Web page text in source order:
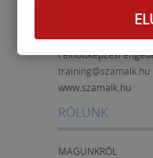
1118 Budapest,
Felnőttképzési
Felnőttképzési
training@szamalk.hu
www.szamalk.hu
RÓLUNK
MAGUNKRÓL